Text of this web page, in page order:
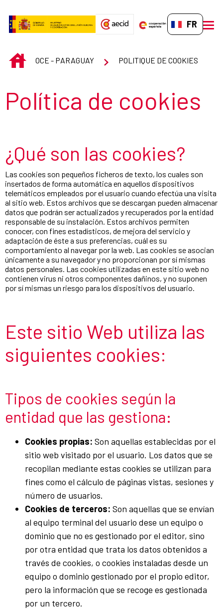
FR-FR
INICIOOCE - PARAGUAY POLITIQUE DE COOKIES
Título de la sección
Política de cookies
¿Qué son las cookies?
Las cookies son pequeños ficheros de texto, los cuales son
insertados de forma automática en aquellos dispositivos
telemáticos empleados por el usuario cuando efectúa una visita
al sitio web. Estos archivos que se descargan pueden almacenar
datos que podrán ser actualizados y recuperados por la entidad
responsable de su instalación. Estos archivos permiten
conocer, con fines estadísticos, de mejora del servicio y
adaptación de éste a sus preferencias, cuál es su
comportamiento al navegar por la web. Las cookies se asocian
únicamente a su navegador y no proporcionan por sí mismas
datos personales. Las cookies utilizadas en este sitio web no
contienen virus ni otros componentes dañinos, y no suponen
por sí mismas un riesgo para los dispositivos del usuario.
Este sitio Web utiliza las
siguientes cookies:
Tipos de cookies según la
entidad que las gestiona:
Cookies propias: Son aquellas establecidas por el
sitio web visitado por el usuario. Los datos que se
recopilan mediante estas cookies se utilizan para
fines como el cálculo de páginas vistas, sesiones y
número de usuarios.
Cookies de terceros: Son aquellas que se envían
al equipo terminal del usuario dese un equipo o
dominio que no es gestionado por el editor, sino
por otra entidad que trata los datos obtenidos a
través de cookies, o cookies instaladas desde un
equipo o dominio gestionado por el propio editor,
pero la información que se recoge es gestionada
por un tercero.